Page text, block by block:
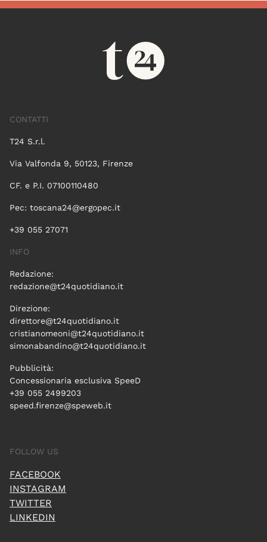
CONTATTI
T24 S.r.l.
Via Valfonda 9, 50123, Firenze
CF. e P.I. 07100110480
Pec: toscana24@ergopec.it
+39 055 27071
INFO
Redazione:
redazione@t24quotidiano.it
Direzione:
direttore@t24quotidiano.it
cristianomeoni@t24quotidiano.it
simonabandino@t24quotidiano.it
Pubblicità:
Concessionaria esclusiva SpeeD
+39 055 2499203
speed.firenze@speweb.it
FOLLOW US
FACEBOOK
INSTAGRAM
TWITTER
LINKEDIN